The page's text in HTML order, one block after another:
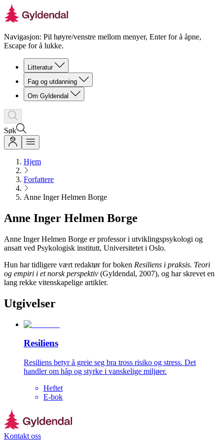
Navigasjon: Pil høyre/venstre mellom menyer, Enter for å åpne,
Escape for å lukke.
Litteratur
Fag og utdanning
Om Gyldendal
Søk
Hjem
Forfattere
Anne Inger Helmen Borge
Anne Inger Helmen Borge
Anne Inger Helmen Borge er professor i utviklingspsykologi og
ansatt ved Psykologisk institutt, Universitetet i Oslo.
Hun har tidligere vært redaktør for boken Resiliens i praksis. Teori
og empiri i et norsk perspektiv (Gyldendal, 2007), og har skrevet en
lang rekke vitenskapelige artikler.
Utgivelser
Resiliens
Resiliens betyr å greie seg bra tross risiko og stress. Det
handler om håp og styrke i vanskelige miljøer.
Heftet
E-bok
Kontakt oss